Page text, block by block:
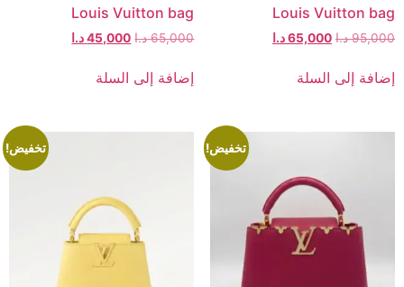
Louis Vuitton bag
95,000 د.ا 65,000د.ا
إضافة إلى السلة
Louis Vuitton bag
65,000 د.ا 45,000 د.ا
إضافة إلى السلة
تخفيض! تخفيض!